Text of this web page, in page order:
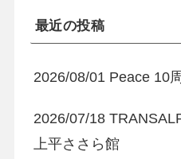
最近の投稿
2026/08/01 Peace 10
2026/07/18
上平ささら館